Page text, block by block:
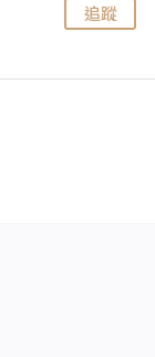
追蹤